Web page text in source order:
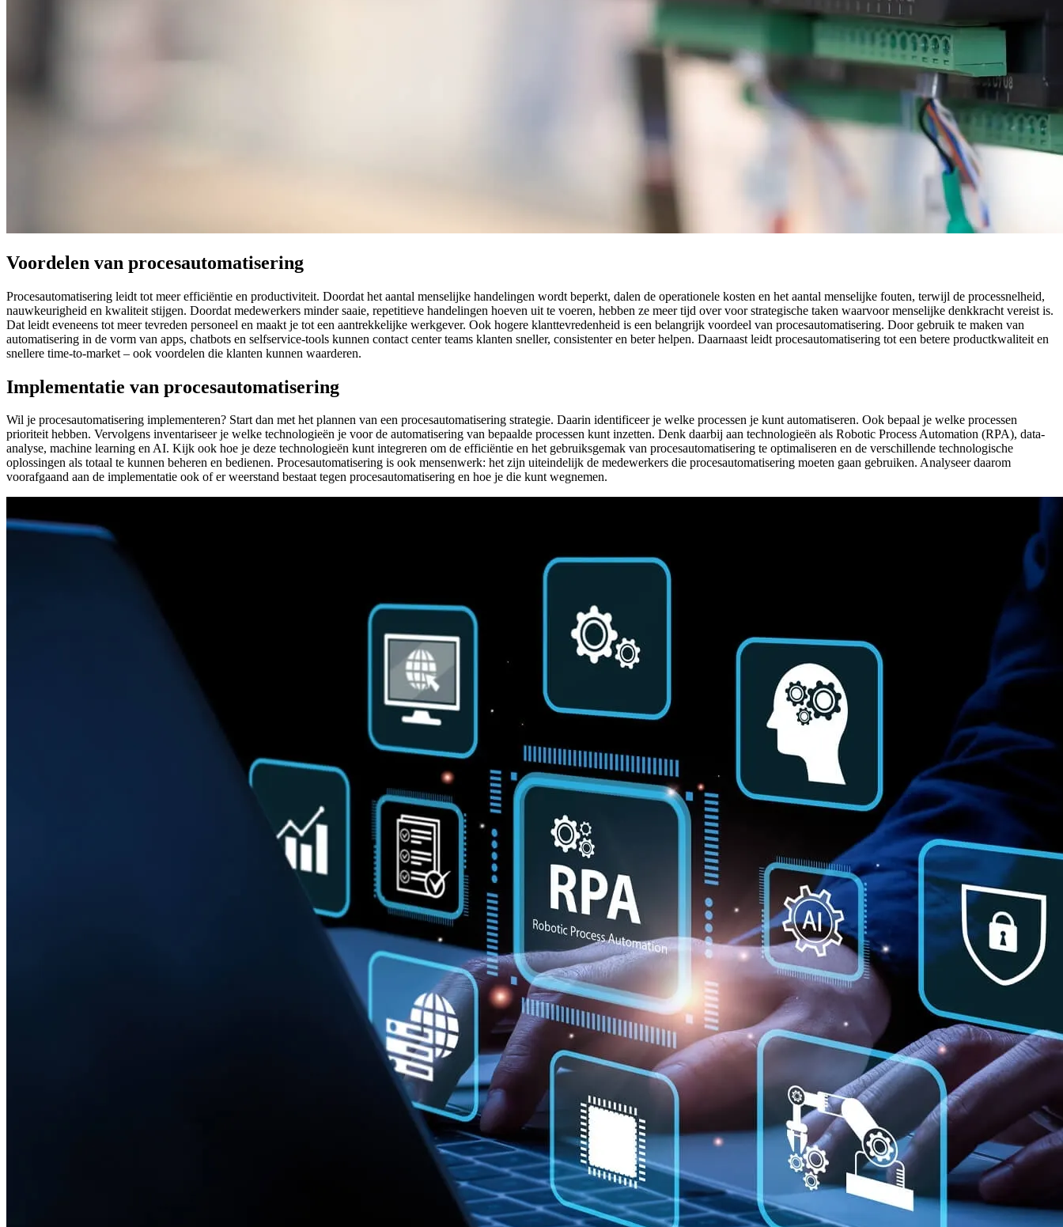
Voordelen van procesautomatisering
Procesautomatisering leidt tot meer efficiëntie en productiviteit. Doordat het aantal menselijke handelingen wordt beperkt, dalen de operationele kosten en het aantal menselijke fouten, terwijl de processnelheid,
nauwkeurigheid en kwaliteit stijgen. Doordat medewerkers minder saaie, repetitieve handelingen hoeven uit te voeren, hebben ze meer tijd over voor strategische taken waarvoor menselijke denkkracht vereist is.
Dat leidt eveneens tot meer tevreden personeel en maakt je tot een aantrekkelijke werkgever. Ook hogere klanttevredenheid is een belangrijk voordeel van procesautomatisering. Door gebruik te maken van
automatisering in de vorm van apps, chatbots en selfservice-tools kunnen contact center teams klanten sneller, consistenter en beter helpen. Daarnaast leidt procesautomatisering tot een betere productkwaliteit en
snellere time-to-market – ook voordelen die klanten kunnen waarderen.
Implementatie van procesautomatisering
Wil je procesautomatisering implementeren? Start dan met het plannen van een procesautomatisering strategie. Daarin identificeer je welke processen je kunt automatiseren. Ook bepaal je welke processen
prioriteit hebben. Vervolgens inventariseer je welke technologieën je voor de automatisering van bepaalde processen kunt inzetten. Denk daarbij aan technologieën als Robotic Process Automation (RPA), data-
analyse, machine learning en AI. Kijk ook hoe je deze technologieën kunt integreren om de efficiëntie en het gebruiksgemak van procesautomatisering te optimaliseren en de verschillende technologische
oplossingen als totaal te kunnen beheren en bedienen. Procesautomatisering is ook mensenwerk: het zijn uiteindelijk de medewerkers die procesautomatisering moeten gaan gebruiken. Analyseer daarom
voorafgaand aan de implementatie ook of er weerstand bestaat tegen procesautomatisering en hoe je die kunt wegnemen.